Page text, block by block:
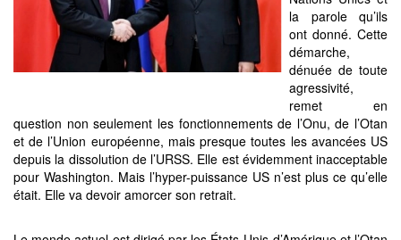
la parole qu’ils
ont donné. Cette
démarche,
dénuée de toute
agressivité,
remet en
question non seulement les fonctionnements de l’Onu, de l’Otan
et de l’Union européenne, mais presque toutes les avancées US
depuis la dissolution de l’URSS. Elle est évidemment inacceptable
pour Washington. Mais l’hyper-puissance US n’est plus ce qu’elle
était. Elle va devoir amorcer son retrait.